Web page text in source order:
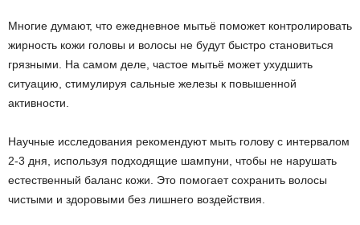
Многие думают, что ежедневное мытьё поможет контролировать
жирность кожи головы и волосы не будут быстро становиться
грязными. На самом деле, частое мытьё может ухудшить
ситуацию, стимулируя сальные железы к повышенной
активности.
Научные исследования рекомендуют мыть голову с интервалом
2-3 дня, используя подходящие шампуни, чтобы не нарушать
естественный баланс кожи. Это помогает сохранить волосы
чистыми и здоровыми без лишнего воздействия.